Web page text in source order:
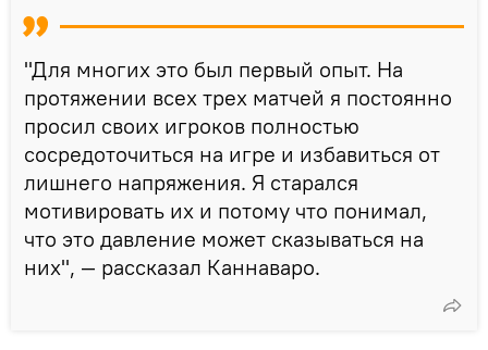
"Для многих это был первый опыт. На
протяжении всех трех матчей я постоянно
просил своих игроков полностью
сосредоточиться на игре и избавиться от
лишнего напряжения. Я старался
мотивировать их и потому что понимал,
что это давление может сказываться на
них", — рассказал Каннаваро.